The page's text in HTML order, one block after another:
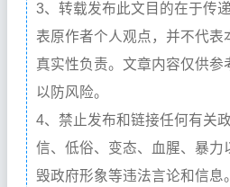
3、转载发布此文目的在于传
表原作者个人观点，并不代表
真实性负责。文章内容仅供参
以防风险。
4、禁止发布和链接任何有关
信、低俗、变态、血腥、暴力
毁政府形象等违法言论和信息。